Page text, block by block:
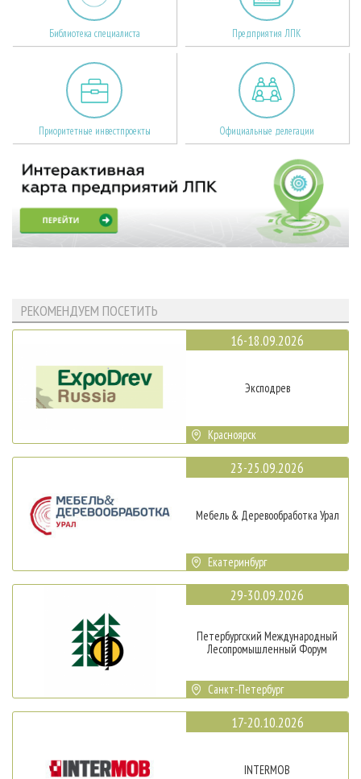
Библиотека специалиста Предприятия ЛПК
Приоритетные инвестпроекты Официальные делегации
РЕКОМЕНДУЕМ ПОСЕТИТЬ
16-18.09.2026
Эксподрев
Красноярск
23-25.09.2026
Мебель & Деревообработка Урал
Екатеринбург
29-30.09.2026
Петербургский Международный
Лесопромышленный Форум
Санкт-Петербург
17-20.10.2026
INTERMOB